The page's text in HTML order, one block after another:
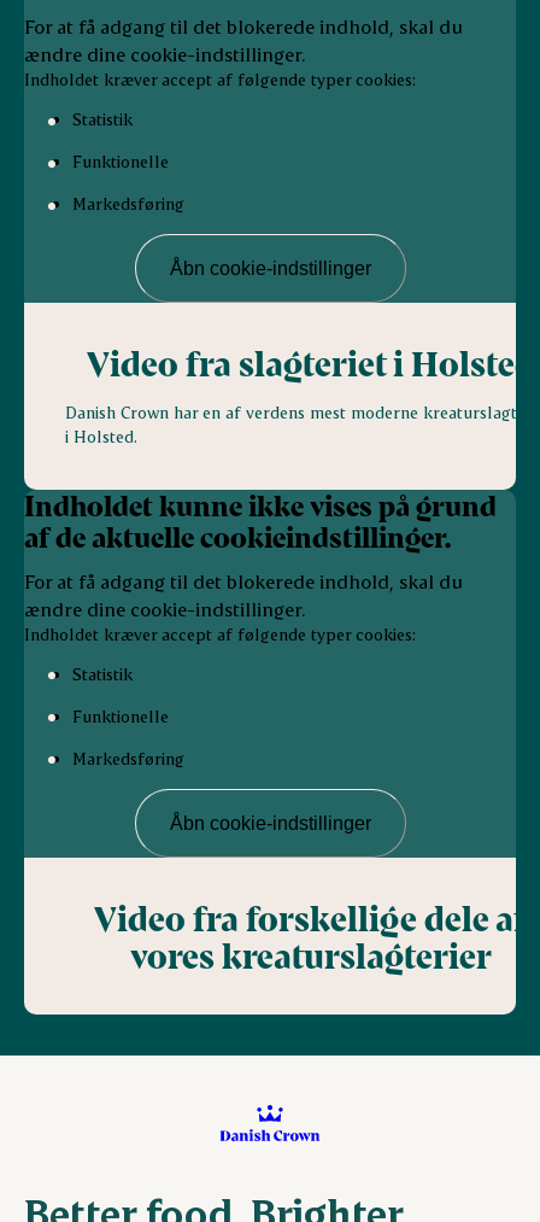
For at få adgang til det blokerede indhold, skal du
ændre dine cookie-indstillinger.
Indholdet kræver accept af følgende typer cookies:
Statistik
Funktionelle
Markedsføring
Åbn cookie-indstillinger
Video fra slagteriet i Holsted
Danish Crown har en af verdens mest moderne
i Holsted.
Indholdet kunne ikke vises på grund
af de aktuelle cookieindstillinger.
For at få adgang til det blokerede indhold, skal du
ændre dine cookie-indstillinger.
Indholdet kræver accept af følgende typer cookies:
Statistik
Funktionelle
Markedsføring
Åbn cookie-indstillinger
Video fra forskellige dele af
vores kreaturslagterier
Better food. Brighter